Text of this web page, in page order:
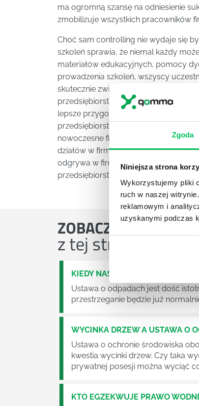
Zgoda
Niniejsza strona
Wykorzystujemy pliki
ruch w naszej
reklamowym i
uzyskanymi podczas
ma ogromną szansę na odniesienie
zmobilizuje wszystkich pracowników
Choć sam controlling nie wydaje się
szkoleń sprawia, że niemal każdy
materiałów edukacyjnych, pomocy
prowadzenia szkoleń, wszyscy
skutecznie zwiększając swoją
przedsiębiorstwa. Wszyscy
lepsze przygotowanie do pracy w
przedsiębiorstwa, kadrach czy w
nowoczesne firmy decyduje się na
działów w firmie. Dzięki temu ich
odgrywa w firmie controlling i mogą
przedsiębiorstwo.
ZOBACZ OSTATNIE
z tej strefy wiedzy
KIEDY NASTĄPI ZMIANA USTAWY
Ustawa o odpadach jest dość
przestrzeganie będzie już
WYCINKA DRZEW A USTAWA O
Ustawa o ochronie środowiska
kwestia wycinki drzew. Czy taka
prywatnej posesji można wyciąć
KTO EGZEKWUJE PRAWO